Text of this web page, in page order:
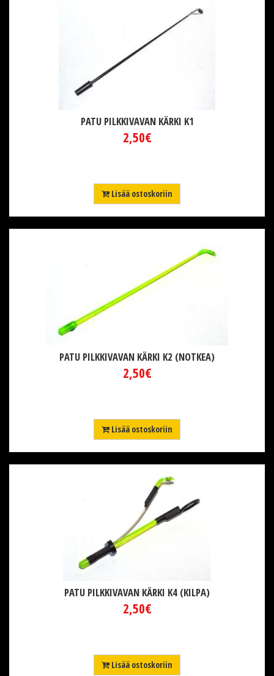
PATU PILKKIVAVAN KÄRKI K1
2,50€
Lisää ostoskoriin
PATU PILKKIVAVAN KÄRKI K2 (NOTKEA)
2,50€
Lisää ostoskoriin
PATU PILKKIVAVAN KÄRKI K4 (KILPA)
2,50€
Lisää ostoskoriin